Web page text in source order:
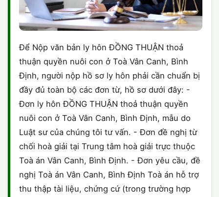
Để Nộp văn bản ly hôn ĐỒNG THUẬN thoả
thuận quyền nuôi con ở Toà Vân Canh, Bình
Định, người nộp hồ sơ ly hôn phải cần chuẩn bị
đầy đủ toàn bộ các đơn từ, hồ sơ dưới đây: -
Đơn ly hôn ĐỒNG THUẬN thoả thuận quyền
nuôi con ở Toà Vân Canh, Bình Định, mẫu do
Luật sư của chúng tôi tư vấn. - Đơn đề nghị từ
chối hoà giải tại Trung tâm hoà giải trực thuộc
Toà án Vân Canh, Bình Định. - Đơn yêu cầu, đề
nghị Toà án Vân Canh, Bình Định Toà án hỗ trợ
thu thập tài liệu, chứng cứ (trong trường hợp